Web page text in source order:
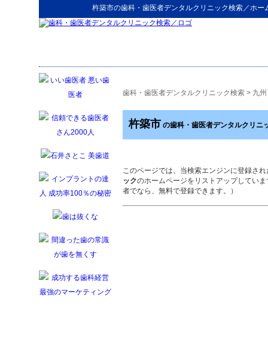
杵築市の歯科・歯医者デンタルクリニック検索／ホー
歯科・歯医者デンタルクリニック検索 > 九州
杵築市 の歯科・歯医者デンタルクリニ
このページでは、当検索エンジンに登録され
ックのホームページをリストアップしてい
者でなら、無料で登録できます。）